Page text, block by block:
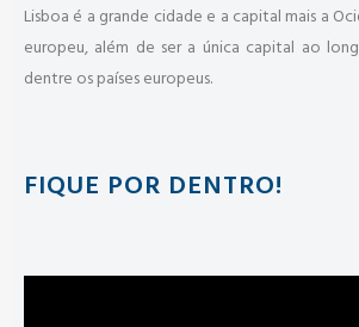
Lisboa é a grande cidade e a capital mais a
europeu, além de ser a única capital ao
dentre os países europeus.
FIQUE POR DENTRO!